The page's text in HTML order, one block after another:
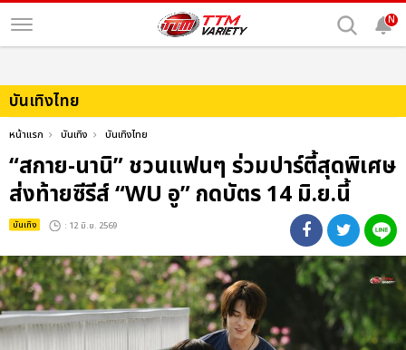
N
บันเทิงไทย
หน้าแรก บันเทิง บันเทิงไทย
“สกาย-นานิ” ชวนแฟนๆ ร่วมปาร์ตี้สุดพิเศษ
ส่งท้ายซีรีส์ “WU อู” กดบัตร 14 มิ.ย.นี้
บันเทิง : 12 มิ.ย. 2569